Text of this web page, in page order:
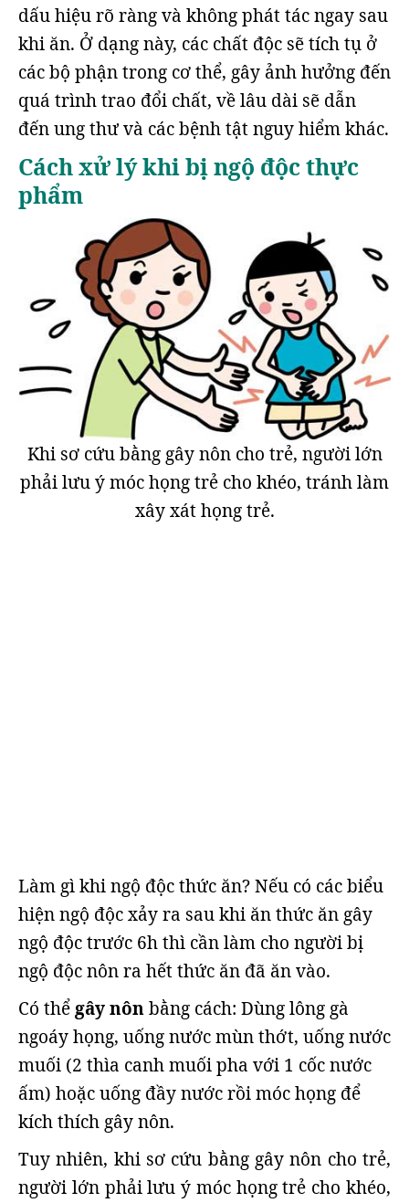
dấu hiệu rõ ràng và không phát tác ngay sau
khi ăn. Ở dạng này, các chất độc sẽ tích tụ ở
các bộ phận trong cơ thể, gây ảnh hưởng đến
quá trình trao đổi chất, về lâu dài sẽ dẫn
đến ung thư và các bệnh tật nguy hiểm khác.
Cách xử lý khi bị ngộ độc thực
phẩm
Khi sơ cứu bằng gây nôn cho trẻ, người lớn
phải lưu ý móc họng trẻ cho khéo, tránh làm
xây xát họng trẻ.
Làm gì khi ngộ độc thức ăn? Nếu có các biểu
hiện ngộ độc xảy ra sau khi ăn thức ăn gây
ngộ độc trước 6h thì cần làm cho người bị
ngộ độc nôn ra hết thức ăn đã ăn vào.
Có thể gây nônbằng cách: Dùng lông gà
ngoáy họng, uống nước mùn thớt, uống nước
muối (2 thìa canh muối pha với 1 cốc nước
ấm) hoặc uống đầy nước rồi móc họng để
kích thích gây nôn.
Tuy nhiên, khi sơ cứu bằng gây nôn cho trẻ,
người lớn phải lưu ý móc họng trẻ cho khéo,